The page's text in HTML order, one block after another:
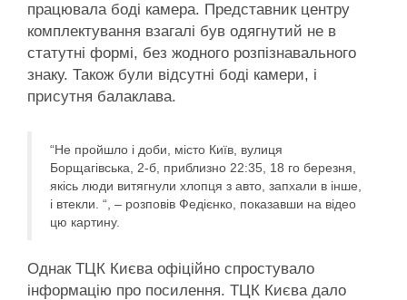
працювала боді камера. Представник центру
комплектування взагалі був одягнутий не в
статутні формі, без жодного розпізнавального
знаку. Також були відсутні боді камери, і
присутня балаклава.
“Не пройшло і доби, місто Київ, вулиця
Борщагівська, 2-б, приблизно 22:35, 18 го березня,
якісь люди витягнули хлопця з авто, запхали в інше,
і втекли. “, – розповів Федієнко, показавши на відео
цю картину.
Однак ТЦК Києва офіційно спростувало
інформацію про посилення. ТЦК Києва дало